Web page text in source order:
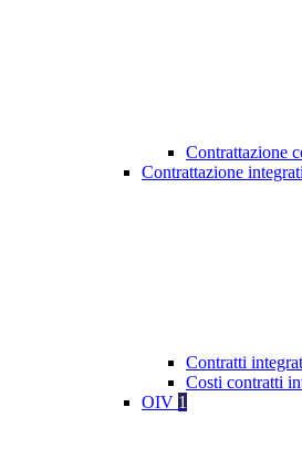
Contrattazione
Contrattazione
Contratti
Costi contratti
OIV 1